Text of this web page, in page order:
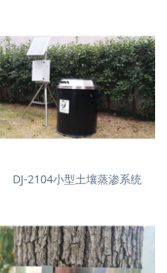
DJ-2104小型土壤蒸渗系统